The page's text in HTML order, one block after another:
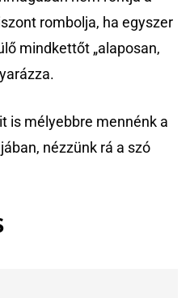
rombolja, ha egyszer
mindkettőt „alaposan,
is mélyebbre mennénk a
nézzünk rá a szó